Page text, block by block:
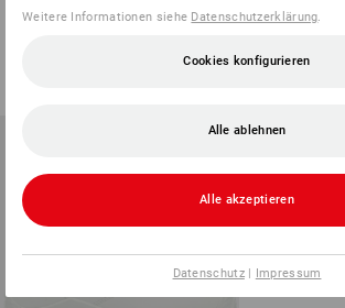
1 Farbe 1 Farbe
(m. MwSt.)
Weitere Informationen siehe Datenschutzerklärung.
Cookies konfigurieren
Alle ablehnen
Alle akzeptieren
Datenschutz| Impressum